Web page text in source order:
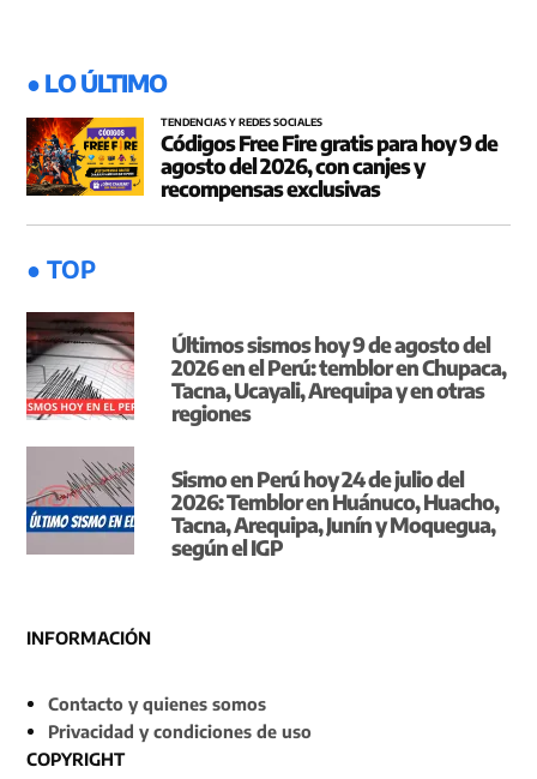
● LO ÚLTIMO
TENDENCIAS Y REDES SOCIALES
Códigos Free Fire gratis para hoy 9 de
agosto del 2026, con canjes y
recompensas exclusivas
● TOP
Últimos sismos hoy 9 de agosto del
2026 en el Perú: temblor en Chupaca,
Tacna, Ucayali, Arequipa y en otras
regiones
Sismo en Perú hoy 24 de julio del
2026: Temblor en Huánuco, Huacho,
Tacna, Arequipa, Junín y Moquegua,
según el IGP
INFORMACIÓN
Contacto y quienes somos
Privacidad y condiciones de uso
COPYRIGHT